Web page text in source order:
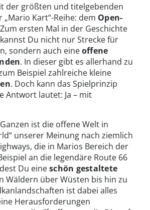
der größten und titelgebenden
Kart“-Reihe: dem Open-
ersten Mal in der Geschichte
Du nicht nur Strecke für
sondern auch eineoffene
. In dieser gibt es allerhand zu
Beispiel zahlreiche kleine
. Doch kann das Spielprinzip
Antwort lautet: Ja – mit
ist die offene Welt in
unserer Meinung nach ziemlich
die in Marios Bereich der
an die legendäre Route 66
Du eineschön gestaltete
Wäldern über Wüsten bis hin zu
ist dabei alles
Herausforderungen